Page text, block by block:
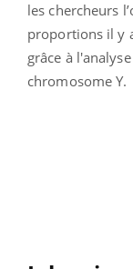
les chercheurs
proportions il y
grâce à
chromosome Y.